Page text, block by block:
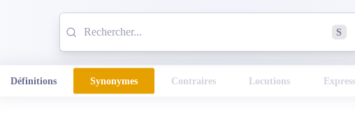
S
Définitions Synonymes Contraires Locutions